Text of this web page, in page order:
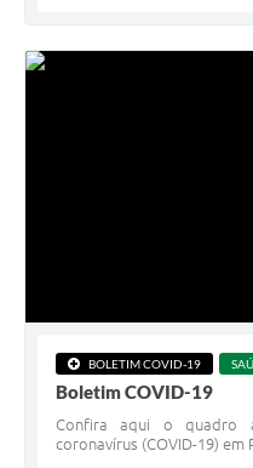
BOLETIM COVID-19
Boletim COVID-19
Confira aqui o quadro
coronavírus (COVID-19) em